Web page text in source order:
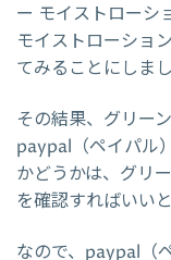
ー モイストローシ
モイストローショ
てみることにしまし
その結果、グリー
paypal（ペイパル
かどうかは、グリ
を確認すればいい
なので、paypal（